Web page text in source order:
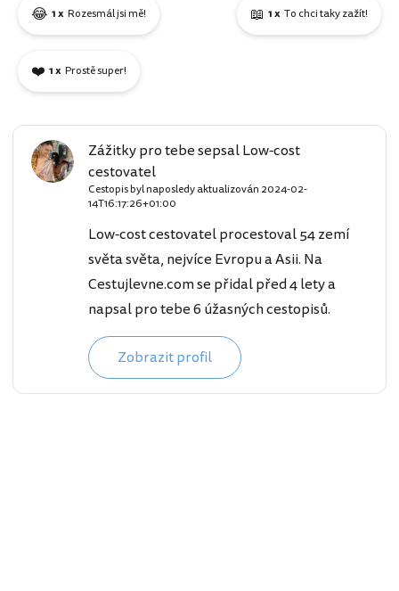
😂 1 x Rozesmál jsi mě! 📖 1 x To chci taky zažít!
❤️ 1 x Prostě super!
Zážitky pro tebe sepsal Low-cost
cestovatel
Cestopis byl naposledy aktualizován 2024-02-
14T16:17:26+01:00
Low-cost cestovatel procestoval 54 zemí
světa světa, nejvíce Evropu a Asii. Na
Cestujlevne.com se přidal před 4 lety a
napsal pro tebe 6 úžasných cestopisů.
Zobrazit profil